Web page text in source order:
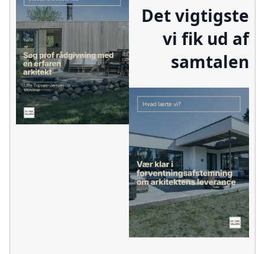
Det vigtigste
vi fik ud af
samtalen